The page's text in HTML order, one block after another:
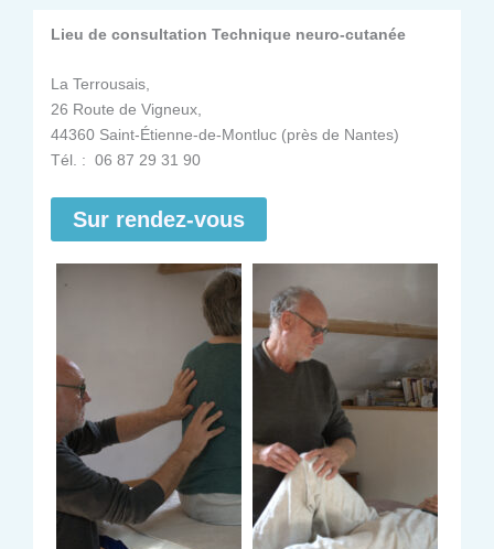
Lieu de consultation Technique neuro-cutanée
La Terrousais,
26 Route de Vigneux,
44360 Saint-Étienne-de-Montluc (près de Nantes)
Tél. : 06 87 29 31 90
Sur rendez-vous